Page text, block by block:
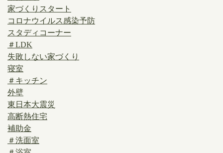
家づくりスタート
コロナウイルス感染予防
スタディコーナー
＃LDK
失敗しない家づくり
寝室
＃キッチン
外壁
東日本大震災
高断熱住宅
補助金
＃洗面室